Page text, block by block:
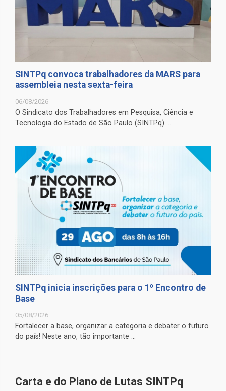
SINTPq convoca trabalhadores da MARS para
assembleia nesta sexta-feira
06/08/2026
O Sindicato dos Trabalhadores em Pesquisa, Ciência e
Tecnologia do Estado de São Paulo (SINTPq) ...
SINTPq inicia inscrições para o 1º Encontro de
Base
05/08/2026
Fortalecer a base, organizar a categoria e debater o futuro
do país! Neste ano, tão importante ...
Carta e do Plano de Lutas SINTPq